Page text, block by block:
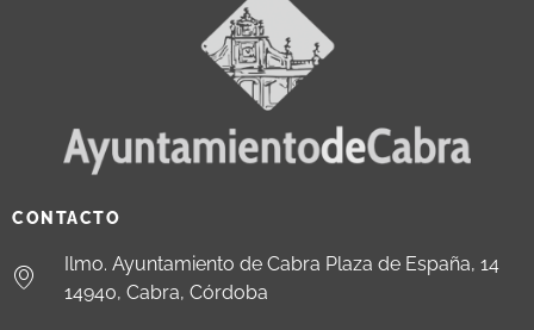
CONTACTO
Ilmo. Ayuntamiento de Cabra Plaza de España, 14
14940, Cabra, Córdoba